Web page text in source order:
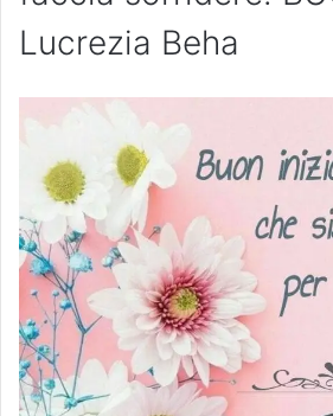
Lucrezia Beha